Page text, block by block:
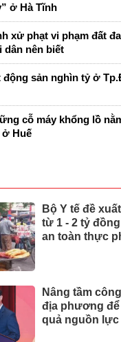
ở Hà Tĩnh
xử phạt vi phạm đất
dân nên biết
động sản nghìn tỷ ở
cỗ máy khổng lồ
Huế
Bộ Y tế đề
từ 1 - 2 tỷ
an toàn thực
Nâng tầm
địa phương
quả nguồn lực